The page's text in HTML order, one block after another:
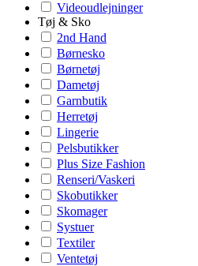
Videoudlejninger
Tøj & Sko
2nd Hand
Børnesko
Børnetøj
Dametøj
Garnbutik
Herretøj
Lingerie
Pelsbutikker
Plus Size Fashion
Renseri/Vaskeri
Skobutikker
Skomager
Systuer
Textiler
Ventetøj